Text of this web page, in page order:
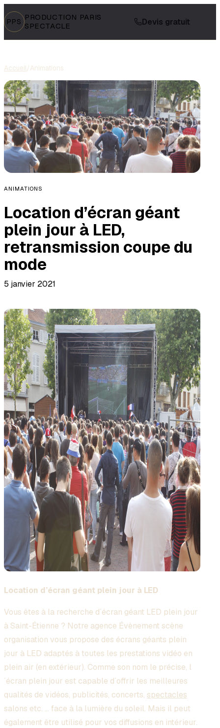
PPS PRODUCTION PARIS
SPECTACLE
Devis gratuit
Accueil/Animations
ANIMATIONS
Location d’écran géant
plein jour à LED,
retransmission coupe du
mode
5 janvier 2021
Location d’écran géant plein jour à LED
Vous êtes à la recherche d´écran géant LED plein jour
à Saint-Étienne ? Notre agence Évènement scène
organisation vous propose des écrans géants plein
jour à LED adaptés à toutes les prestations vidéo en
plein air (en extérieur). Comme son nom le précise, l
´écran plein jour est capable d´offrir les meilleures
qualités de vidéos, publicités, concerts, spectacles
salons etc. … face à la lumière du soleil. Mais il peut
également être utilisé pour vos diffusions en intérieur.